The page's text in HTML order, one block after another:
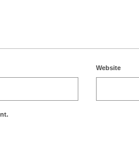
Website